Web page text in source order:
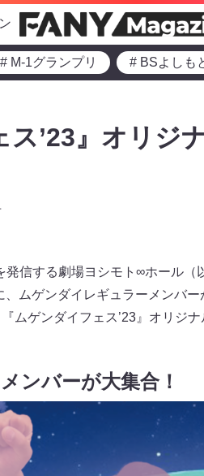
# M-1グランプリ # BSよしも
ス’23』オリジ
発信する劇場ヨシモト∞ホール
ムゲンダイレギュラーメンバ
ムゲンダイフェス’23』オリジ
ンバーが大集合！